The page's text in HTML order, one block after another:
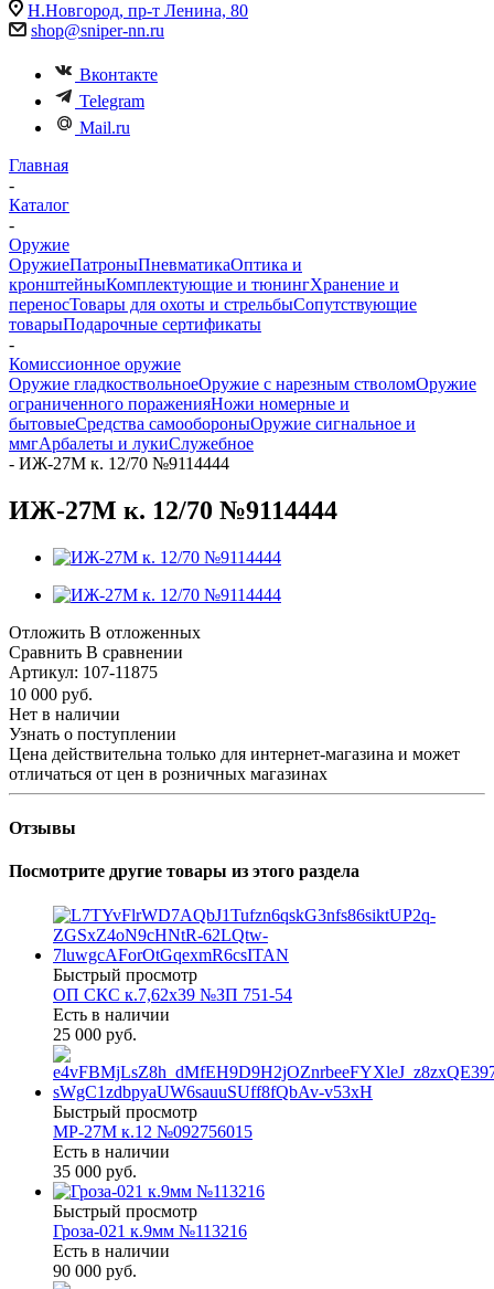
Н.Новгород, пр-т Ленина, 80
shop@sniper-nn.ru
Вконтакте
Telegram
Mail.ru
Главная
-
Каталог
-
Оружие
ОружиеПатроныПневматикаОптика и
кронштейныКомплектующие и тюнингХранение и
переносТовары для охоты и стрельбыСопутствующие
товарыПодарочные сертификаты
-
Комиссионное оружие
Оружие гладкоствольноеОружие с нарезным стволомОружие
ограниченного пораженияНожи номерные и
бытовыеСредства самообороныОружие сигнальное и
ммгАрбалеты и лукиСлужебное
- ИЖ-27М к. 12/70 №9114444
ИЖ-27М к. 12/70 №9114444
Отложить В отложенных
Сравнить В сравнении
Артикул: 107-11875
10 000 руб.
Нет в наличии
Узнать о поступлении
Цена действительна только для интернет-магазина и может
отличаться от цен в розничных магазинах
Отзывы
Посмотрите другие товары из этого раздела
Быстрый просмотр
ОП СКС к.7,62х39 №ЗП 751-54
Есть в наличии
25 000 руб.
Быстрый просмотр
МР-27М к.12 №092756015
Есть в наличии
35 000 руб.
Быстрый просмотр
Гроза-021 к.9мм №113216
Есть в наличии
90 000 руб.